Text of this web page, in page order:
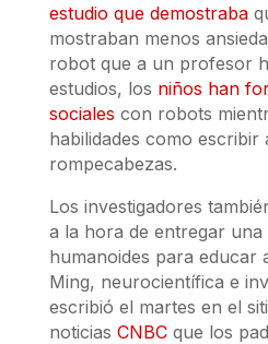
estudio que demostraba
mostraban menos
robot que a un profesor
estudios, los niños han
sociales con robots
habilidades como
rompecabezas.
Los investigadores
a la hora de entregar
humanoides para educar
Ming, neurocientífica e
escribió el martes en el
noticias CNBCque los